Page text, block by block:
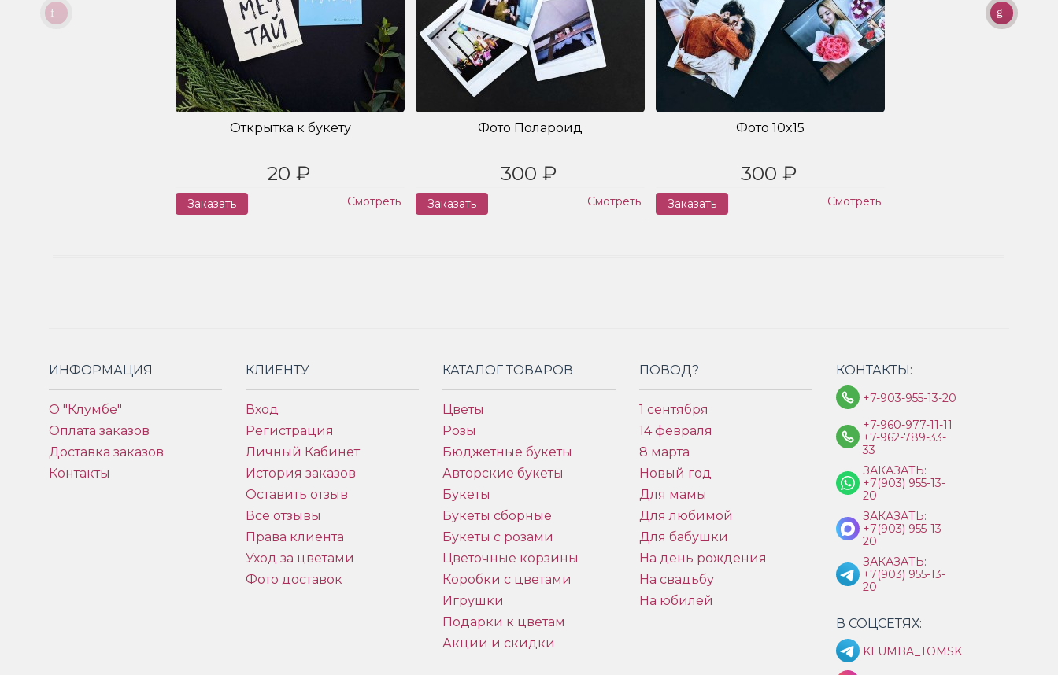
Открытка к букету
20 ₽
Заказать Смотреть
Фото Полароид
300 ₽
Заказать Смотреть
Фото 10x15
300 ₽
Заказать Смотреть
ИНФОРМАЦИЯ
О "Клумбе"
Оплата заказов
Доставка заказов
Контакты
КЛИЕНТУ
Вход
Регистрация
Личный Кабинет
История заказов
Оставить отзыв
Все отзывы
Права клиента
Уход за цветами
Фото доставок
КАТАЛОГ ТОВАРОВ
Цветы
Розы
Бюджетные букеты
Авторские букеты
Букеты
Букеты сборные
Букеты с розами
Цветочные корзины
Коробки с цветами
Игрушки
Подарки к цветам
Акции и скидки
ПОВОД?
1 сентября
14 февраля
8 марта
Новый год
Для мамы
Для любимой
Для бабушки
На день рождения
На свадьбу
На юбилей
КОНТАКТЫ:
+7-903-955-13-20
+7-960-977-11-11
+7-962-789-33-
33
ЗАКАЗАТЬ:
+7(903) 955-13-
20
ЗАКАЗАТЬ:
+7(903) 955-13-
20
ЗАКАЗАТЬ:
+7(903) 955-13-
20
В СОЦСЕТЯХ:
KLUMBA_TOMSK